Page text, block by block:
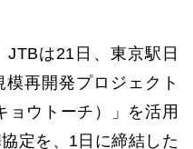
は21日、東京駅日
再開発プロジェクト
ョウトーチ）」を活用
定を、1日に締結した